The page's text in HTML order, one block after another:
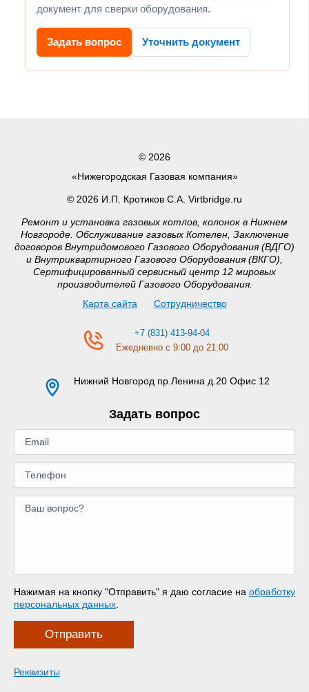
документ для сверки оборудования.
Задать вопрос Уточнить документ
© 2026
«Нижегородская Газовая компания»
© 2026 И.П. Кротиков С.А. Virtbridge.ru
Ремонт и установка газовых котлов, колонок в Нижнем
Новгороде. Обслуживание газовых Котелен, Заключение
договоров Внутридомового Газового Оборудования (ВДГО)
и Внутриквартирного Газового Оборудования (ВКГО),
Сертифицированный сервисный центр 12 мировых
производителей Газового Оборудования.
Карта сайта
Сотрудничество
+7 (831) 413-94-04
Ежедневно с 9:00 до 21:00
Нижний Новгород пр.Ленина д.20 Офис 12
Задать вопрос
Нажимая на кнопку "Отправить" я даю согласие на обработку
персональных данных
Отправить
Реквизиты